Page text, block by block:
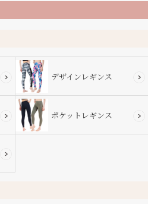
ップ
デザインレギンス
ポケットレギンス